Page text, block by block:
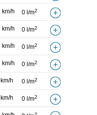
km/h 0 l/m2
km/h 0 l/m2
km/h 0 l/m2
km/h 0 l/m2
h 0 l/m2
h 0 l/m2